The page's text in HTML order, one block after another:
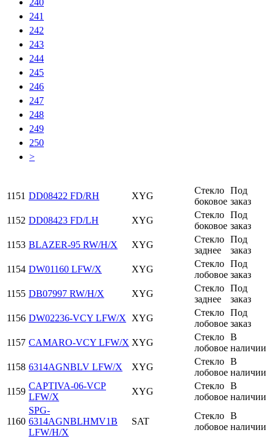
241
242
243
244
245
246
247
248
249
250
>
1151 DD08422 FD/RH XYG
Стекло
боковое
Под
заказ
1152 DD08423 FD/LH XYG
Стекло
боковое
Под
заказ
1153 BLAZER-95 RW/H/X XYG
Стекло
заднее
Под
заказ
1154 DW01160 LFW/X XYG
Стекло
лобовое
Под
заказ
1155 DB07997 RW/H/X XYG
Стекло
заднее
Под
заказ
1156 DW02236-VCY LFW/X XYG
Стекло
лобовое
Под
заказ
1157 CAMARO-VCY LFW/X XYG
Стекло
лобовое
В
наличии
1158 6314AGNBLV LFW/X XYG
Стекло
лобовое
В
наличии
1159
CAPTIVA-06-VCP
LFW/X
XYG
Стекло
лобовое
В
наличии
1160
SPG-
6314AGNBLHMV1B
LFW/H/X
SAT
Стекло
лобовое
В
наличии